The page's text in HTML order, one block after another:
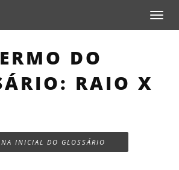
Toggle
DO
RAIO X
INICIAL DO GLOSSÁRIO